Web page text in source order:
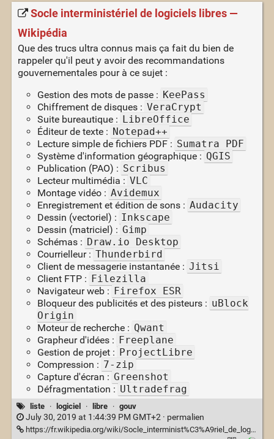
Socle interministériel de logiciels libres —
Wikipédia
Que des trucs ultra connus mais ça fait du bien de
rappeler qu'il peut y avoir des recommandations
gouvernementales pour à ce sujet :
Gestion des mots de passe : KeePass
Chiffrement de disques : VeraCrypt
Suite bureautique : LibreOffice
Éditeur de texte : Notepad++
Lecture simple de fichiers PDF : Sumatra PDF
Système d'information géographique : QGIS
Publication (PAO) : Scribus
Lecteur multimédia : VLC
Montage vidéo : Avidemux
Enregistrement et édition de sons : Audacity
Dessin (vectoriel) : Inkscape
Dessin (matriciel) : Gimp
Schémas : Draw.io Desktop
Courrielleur : Thunderbird
Client de messagerie instantanée : Jitsi
Client FTP : Filezilla
Navigateur web : Firefox ESR
Bloqueur des publicités et des pisteurs : uBlock
Origin
Moteur de recherche : Qwant
Grapheur d'idées : Freeplane
Gestion de projet : ProjectLibre
Compression : 7-zip
Capture d'écran : Greenshot
Défragmentation : Ultradefrag
liste · logiciel · libre · gouv
July 30, 2019 at 1:44:39 PM GMT+2 · permalien
https://fr.wikipedia.org/wiki/Socle_interminist%C3%A9riel_de_logiciels_libres